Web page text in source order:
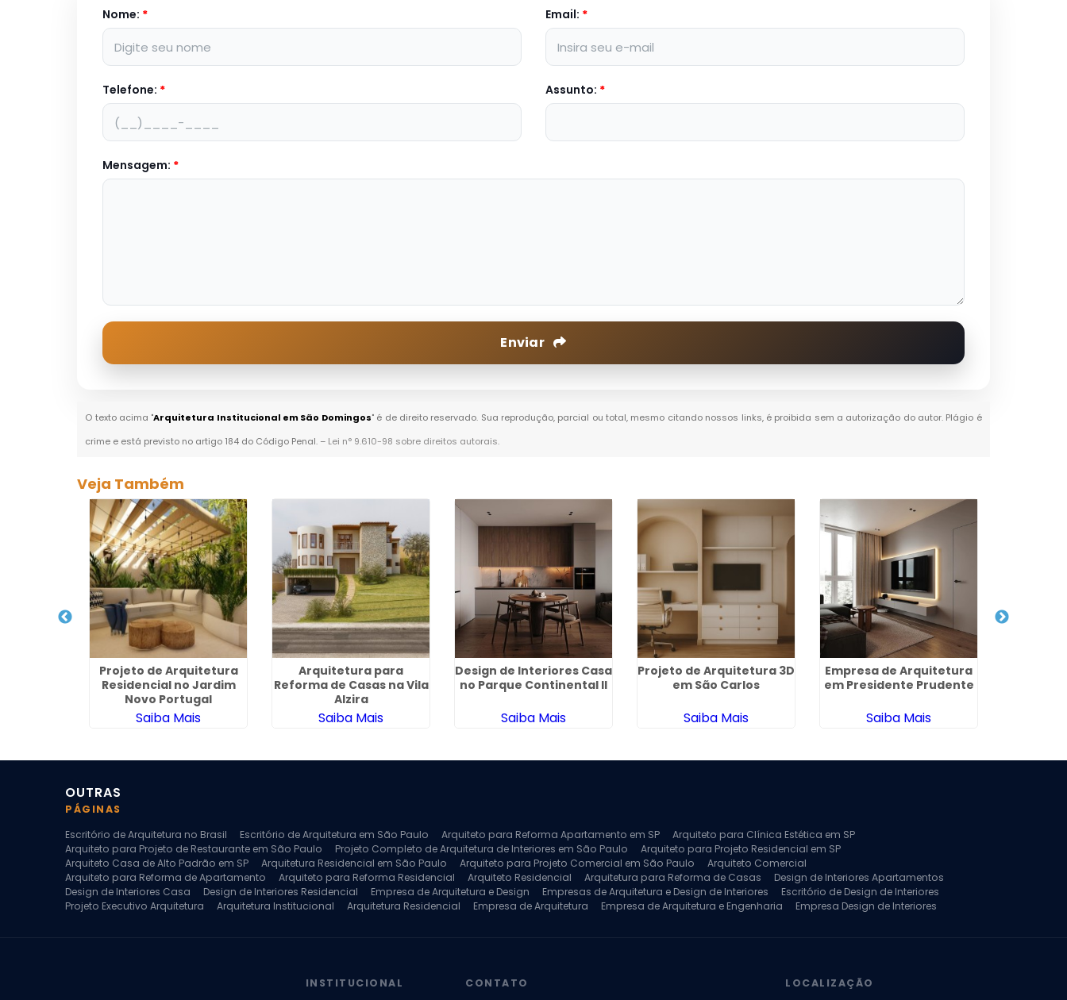
Nome: * Email: *
Telefone: * Assunto: *
Mensagem: *
Enviar
O texto acima "Arquitetura Institucional em São Domingos" é de direito reservado. Sua reprodução, parcial ou total, mesmo citando nossos links, é proibida sem a autorização do autor. Plágio é
crime e está previsto no artigo 184 do Código Penal. – Lei n° 9.610-98 sobre direitos autorais.
Veja Também
Projeto de Arquitetura
Residencial no Jardim
Novo Portugal
Saiba Mais
Arquitetura para
Reforma de Casas na Vila
Alzira
Saiba Mais
Design de Interiores Casa
no Parque Continental II
Saiba Mais
Projeto de Arquitetura 3D
em São Carlos
Saiba Mais
Empresa de Arquitetura
em Presidente Prudente
Saiba Mais
OUTRAS
PÁGINAS
Escritório de Arquitetura no Brasil
Escritório de Arquitetura em São Paulo Arquiteto para Reforma Apartamento em SP
Arquiteto para Clínica Estética em SP
Arquiteto para Projeto de Restaurante em São Paulo
Projeto Completo de Arquitetura de Interiores em São Paulo
Arquiteto para Projeto Residencial em SP
Arquiteto Casa de Alto Padrão em SP
Arquitetura Residencial em São Paulo Arquiteto para Projeto Comercial em São Paulo
Arquiteto Comercial
Arquiteto para Reforma de Apartamento
Arquiteto para Reforma Residencial Arquiteto Residencial Arquitetura para Reforma de Casas
Design de Interiores Apartamentos
Design de Interiores Casa
Design de Interiores Residencial Empresa de Arquitetura e Design Empresas de Arquitetura e Design de Interiores
Escritório de Design de Interiores
Projeto Executivo Arquitetura
Arquitetura Institucional Arquitetura Residencial Empresa de Arquitetura Empresa de Arquitetura e Engenharia
Empresa Design de Interiores
INSTITUCIONAL CONTATO LOCALIZAÇÃO